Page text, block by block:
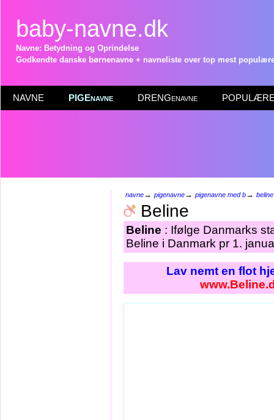
baby-navne.dk
Navne: Betydning og Oprindelse
Godkendte danske børnenavne + navneliste over top mest
NAVNE PIGEnavne DRENGenavne POPULÆRE
navne→ pigenavne→ pigenavne med b→ beline
Beline
Beline : Ifølge Danmarks
Beline i Danmark pr 1.
Lav nemt en flot